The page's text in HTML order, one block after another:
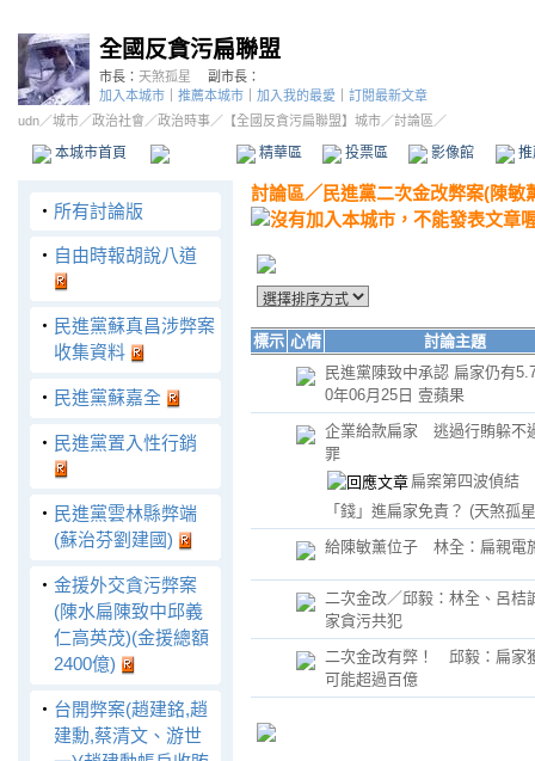
全國反貪污扁聯盟
市長： 天煞孤星
副市長：
加入本城市
推薦本城市 加入我的最愛
訂閱最新文章
udn／城市／政治社會 ／政治時事／ 【全國反貪污扁聯盟】城市／討論區／
本城市首頁 精華區 投票區 影像館
‧ 所有討論版
‧ 自由時報胡說八道
‧ 民進黨蘇真昌涉弊案
收集資料
‧ 民進黨蘇嘉全
‧ 民進黨置入性行銷
‧ 民進黨雲林縣弊端
(蘇治芬劉建國)
‧ 金援外交貪污弊案
(陳水扁陳致中邱義
仁高英茂)(金援總額
2400億)
‧ 台開弊案(趙建銘,趙
建勳,蔡清文、游世
討論區／ 民進黨二次金改弊案(陳敏
標示 心情
討論主題
民進黨陳致中承認 扁家仍有
0年06月25日 壹蘋果
企業給款扁家 逃過行賄躲不
罪
扁案第四波偵結
「錢」進扁家免責？ (天煞孤
給陳敏薰位子 林全：扁親電
二次金改／邱毅：林全、呂桔
家貪污共犯
二次金改有弊！ 邱毅：扁家
可能超過百億